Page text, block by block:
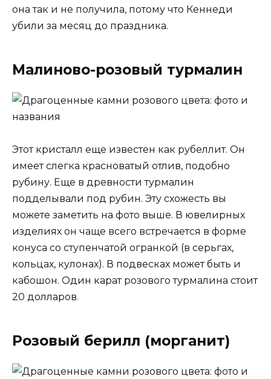
она так и не получила, потому что Кеннеди
убили за месяц до праздника.
Малиново-розовый турмалин
Этот кристалл еще известен как рубеллит. Он
имеет слегка красноватый отлив, подобно
рубину. Еще в древности турмалин
подделывали под рубин. Эту схожесть вы
можете заметить на фото выше. В ювелирных
изделиях он чаще всего встречается в форме
конуса со ступенчатой огранкой (в серьгах,
кольцах, кулонах). В подвесках может быть и
кабошон. Один карат розового турмалина стоит
20 долларов.
Розовый берилл (морганит)